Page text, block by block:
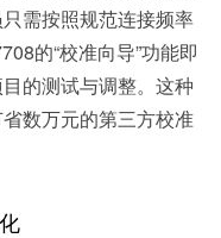
需按照规范连接频率
的“校准向导”功能即
的测试与调整。这种
数万元的第三方校准